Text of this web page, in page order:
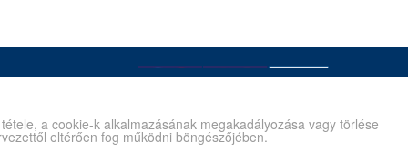
a cookie-k alkalmazásának megakadályozása vagy törlése
eltérően fog működni böngészőjében.